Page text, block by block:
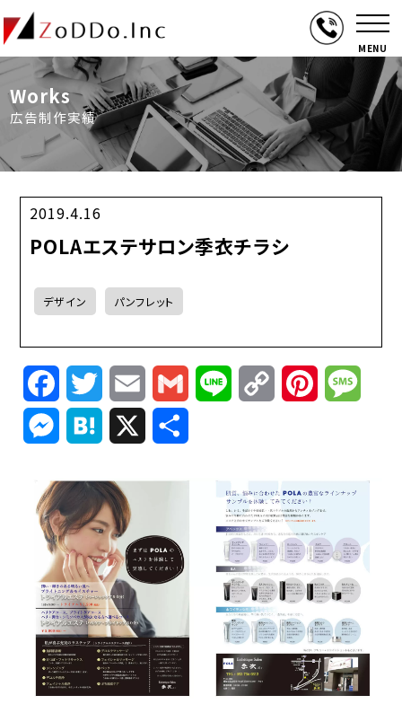
MENU
Works
広告制作実績
2019.4.16
POLAエステサロン季衣チラシ
デザイン パンフレット
FacebookTwitterEmail Gmail Line
Copy
Link
Pinterest
Messenger
Hatena